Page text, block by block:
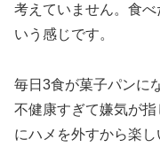
考えていません。食
いう感じです。
毎日3食が菓子パンに
不健康すぎて嫌気が
にハメを外すから楽し